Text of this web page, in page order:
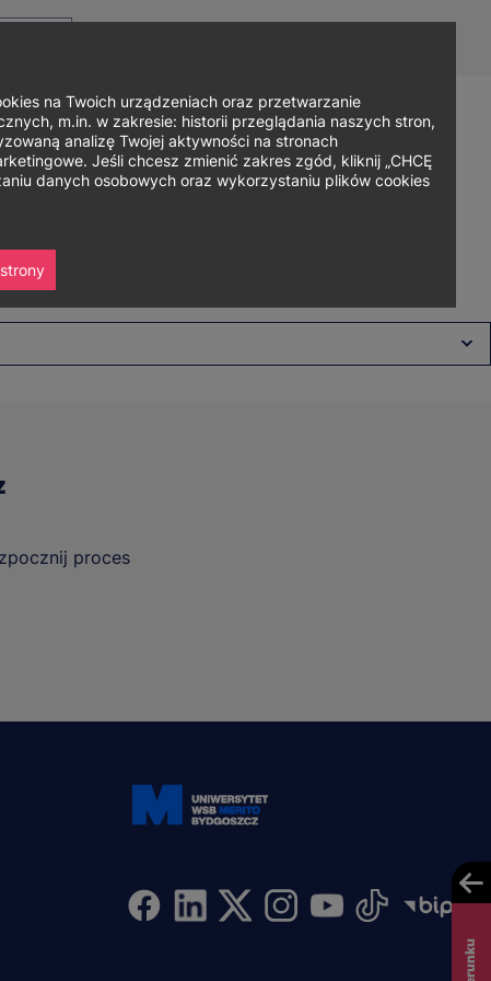
menu
Współpraca Strefa studenta Zapisz się
proces
na Twoich urządzeniach oraz przetwarzanie
m.in. w zakresie: historii przeglądania naszych stron,
analizę Twojej aktywności na stronach
Jeśli chcesz zmienić zakres zgód, kliknij „CHCĘ
danych osobowych oraz wykorzystaniu plików cookies